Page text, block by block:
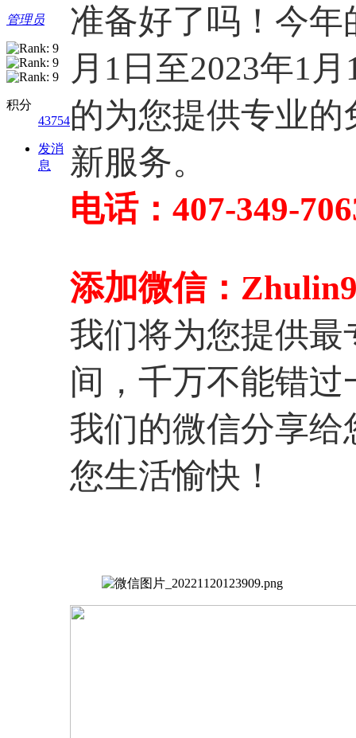
管理员
积分
43754
发消
息
准备好了吗！今年
月1日至2023年1
的为您提供专业
新服务。
电话：407-349-
添加微信：
我们将为您提供
间，千万不能错
我们的微信分享
您生活愉快！